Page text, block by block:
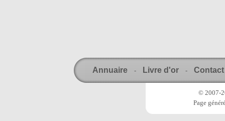
Annuaire - Livre d'or - Contact
© 2007-
Page